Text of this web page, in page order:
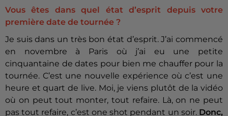
Vous êtes dans quel état d’esprit depuis votre
première date de tournée ?
Je suis dans un très bon état d’esprit. J’ai commencé
en novembre à Paris où j’ai eu une petite
cinquantaine de dates pour bien me chauffer pour la
tournée. C’est une nouvelle expérience où c’est une
heure et quart de live. Moi, je viens plutôt de la vidéo
où on peut tout monter, tout refaire. Là, on ne peut
pas tout refaire, c’est one shot pendant un soir. Donc,